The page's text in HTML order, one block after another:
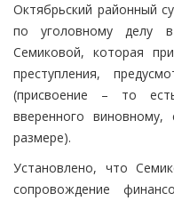
Октябрьский районный
по уголовному делу
Семиковой, которая
преступления,
(присвоение ­– то
вверенного
размере).
Установлено, что
сопровождение